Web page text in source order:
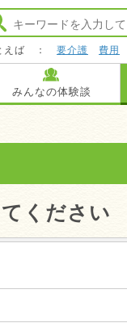
えば ： 要介護 費用
みんなの体験談
ください